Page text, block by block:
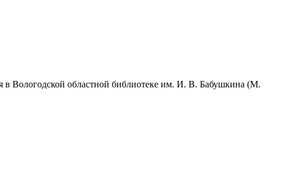
в Вологодской областной библиотеке им. И. В. Бабушкина (М.